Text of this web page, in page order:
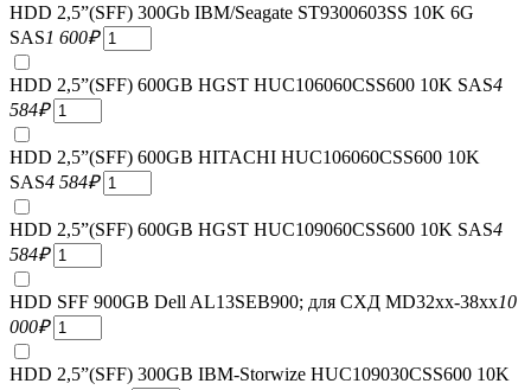
HDD 2,5”(SFF) 300Gb IBM/Seagate ST9300603SS 10K 6G
SAS1 600₽
HDD 2,5”(SFF) 600GB HGST HUC106060CSS600 10K SAS4
584₽
HDD 2,5”(SFF) 600GB HITACHI HUC106060CSS600 10K
SAS4 584₽
HDD 2,5”(SFF) 600GB HGST HUC109060CSS600 10K SAS4
584₽
HDD SFF 900GB Dell AL13SEB900; для СХД MD32xx-38xx10
000₽
HDD 2,5”(SFF) 300GB IBM-Storwize HUC109030CSS600 10K